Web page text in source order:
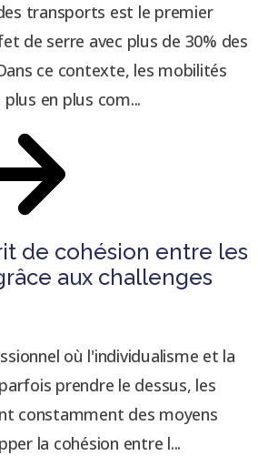
transports est le premier
de serre avec plus de 30% des
ce contexte, les mobilités
en plus com...
de cohésion entre les
aux challenges
où l'individualisme et la
prendre le dessus, les
constamment des moyens
la cohésion entre l...